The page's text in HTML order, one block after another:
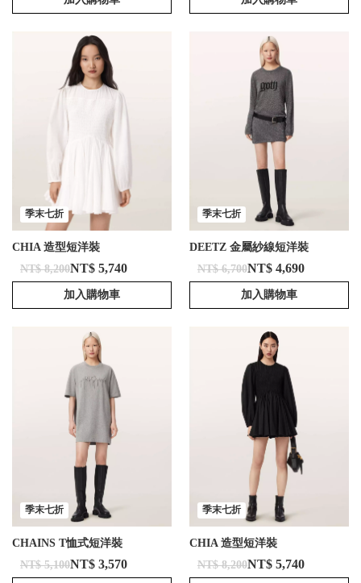
季末七折
CHIA 造型短洋裝
NT$ 8,200NT$ 5,740
加入購物車
季末七折
DEETZ 金屬紗線短洋裝
NT$ 6,700NT$ 4,690
加入購物車
季末七折
CHAINS T恤式短洋裝
NT$ 5,100NT$ 3,570
季末七折
CHIA 造型短洋裝
NT$ 8,200NT$ 5,740